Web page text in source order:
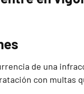
de una
con multas